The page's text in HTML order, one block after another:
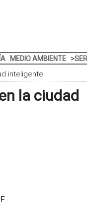
MEDIO AMBIENTE
inteligente
la ciudad